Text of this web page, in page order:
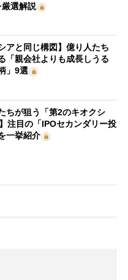
厳選解説
アと同じ構図】億り人たち
「親会社よりも成長しうる
」9選
ちが狙う「第2のキオクシ
注目の「IPOセカンダリー投
一挙紹介